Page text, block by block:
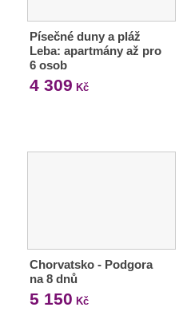
Písečné duny a pláž
Leba: apartmány až pro
6 osob
4 309 Kč
Chorvatsko - Podgora
na 8 dnů
5 150 Kč